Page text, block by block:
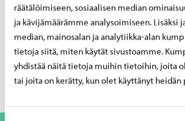
räätälöimiseen, sosiaalisen median
ja kävijämäärämme analysoimiseen. Lisäksi
median, mainosalan ja analytiikka-alan
tietoja siitä, miten käytät sivustoamme.
yhdistää näitä tietoja muihin tietoihin, joita
tai joita on kerätty, kun olet käyttänyt heidän
mahdollisuuksia kokea ja olla osana
jotka kiehtovat ja herättävät ajatuksia.
Kaupunki on iso organisaatio ja töissä
alan ammattilaisia ja voi sitä kautta
omaan työhön.